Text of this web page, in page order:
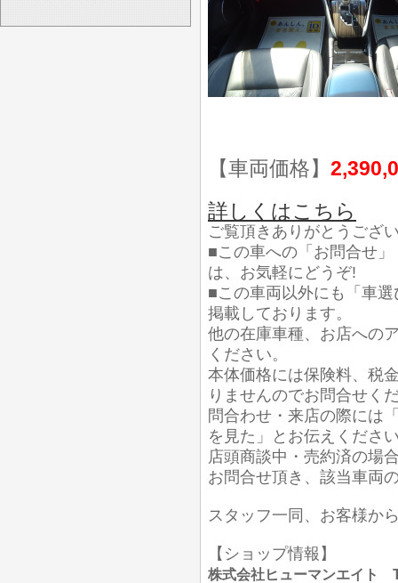
【車両価格】
詳しくはこちら
ご覧頂きありがとうござ
■この車への「お問合せ
は、お気軽にどうぞ!
■この車両以外にも「車
掲載しております。
他の在庫車種、お店への
ください。
本体価格には保険料、税
りませんのでお問合せく
問合わせ・来店の際には
を見た」とお伝えくださ
店頭商談中・売約済の場
お問合せ頂き、該当車両
スタッフ一同、お客様か
【ショップ情報】
株式会社ヒューマンエイト